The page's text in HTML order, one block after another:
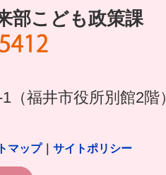
部こども政策課
（福井市役所別館2階
マップ｜ サイトポリシー